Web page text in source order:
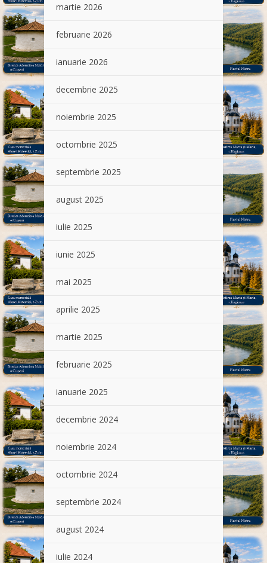
martie 2026
februarie 2026
ianuarie 2026
decembrie 2025
noiembrie 2025
octombrie 2025
septembrie 2025
august 2025
iulie 2025
iunie 2025
mai 2025
aprilie 2025
martie 2025
februarie 2025
ianuarie 2025
decembrie 2024
noiembrie 2024
octombrie 2024
septembrie 2024
august 2024
iulie 2024